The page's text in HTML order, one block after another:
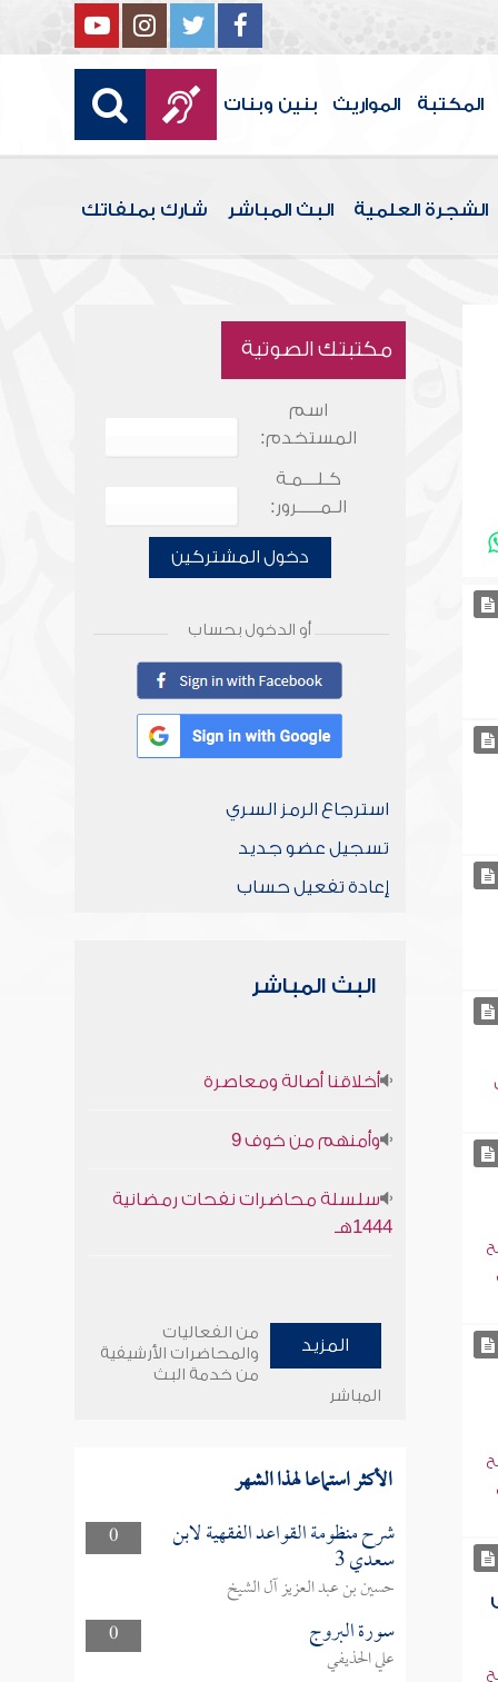
المكتبة المواريث بنين وبنات
الشجرة العلمية البث المباشر شارك بملفاتك
مكتبتك الصوتية
اسم
المستخدم:
كـلـــمـة
الـمـــــرور:
دخول المشتركين
أو الدخول بحساب
استرجاع الرمز السري
تسجيل عضو جديد
إعادة تفعيل حساب
البث المباشر
أخلاقنا أصالة ومعاصرة
وأمنهم من خوف 9
سلسلة محاضرات نفحات رمضانية
1444هـ
المزيد
من الفعاليات
والمحاضرات الأرشيفية
من خدمة البث
المباشر
الأكثر استماعا لهذا الشهر
0 شرح منظومة القواعد الفقهية لابن
سعدي 3
حسين بن عبد العزيز آل الشيخ
0
سورة البروج
علي الحذيفي